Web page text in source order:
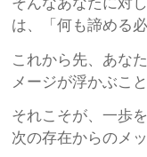
そんなあなたに対
は、「何も諦める
これから先、あな
メージが浮かぶこ
それこそが、一歩
次の存在からのメ